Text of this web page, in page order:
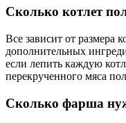
Сколько котлет
Все зависит от размера
дополнительных
если лепить каждую
перекрученного мяса
Сколько фарша